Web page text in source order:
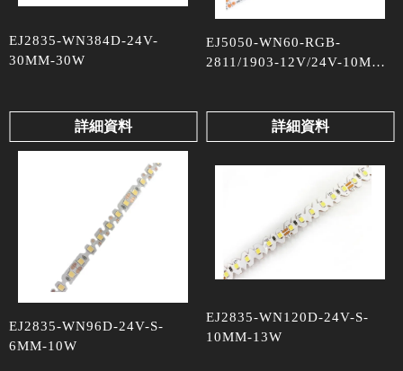
EJ2835-WN384D-24V-
30MM-30W
詳細資料
EJ5050-WN60-RGB-
2811/1903-12V/24V-10MM-
詳細資料
EJ2835-WN96D-24V-S-
6MM-10W
EJ2835-WN120D-24V-S-
10MM-13W